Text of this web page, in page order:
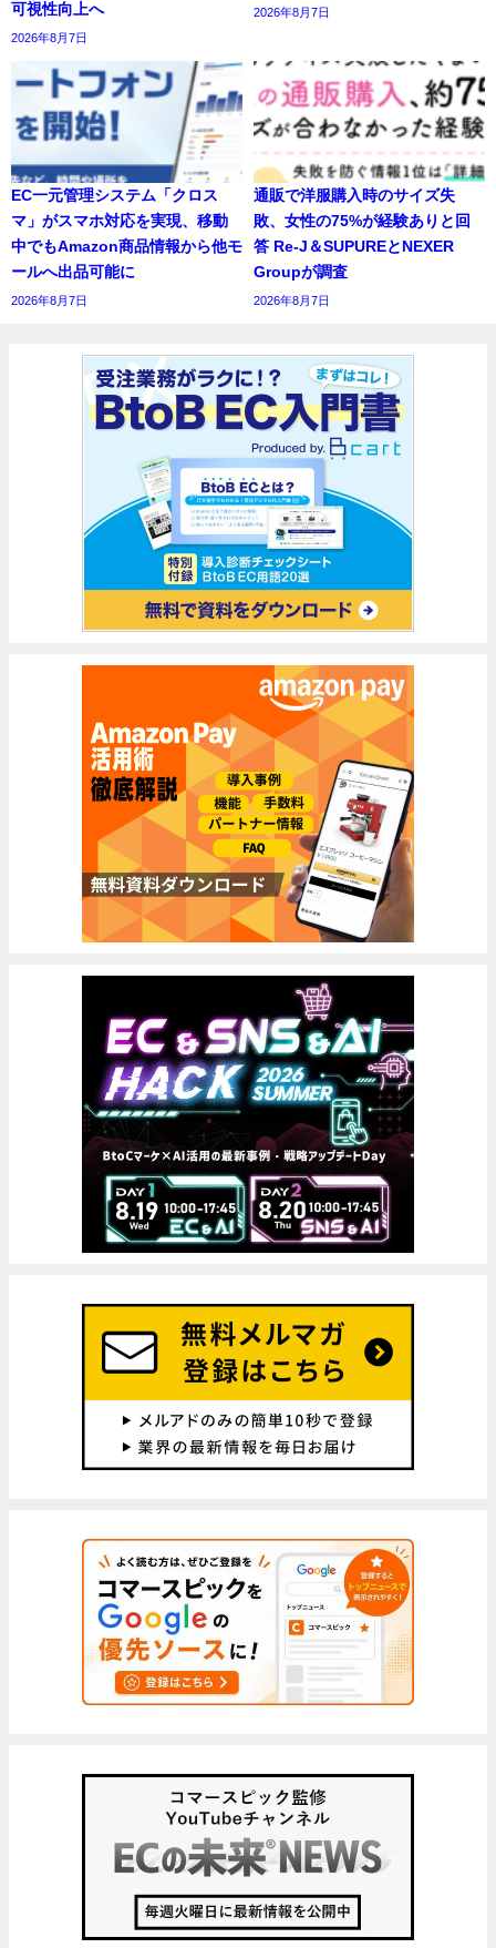
可視性向上へ
2026年8月7日
2026年8月7日
EC一元管理システム「クロス
マ」がスマホ対応を実現、移動
中でもAmazon商品情報から他モ
ールへ出品可能に
2026年8月7日
通販で洋服購入時のサイズ失
敗、女性の75%が経験ありと回
答 Re-J＆SUPUREとNEXER
Groupが調査
2026年8月7日